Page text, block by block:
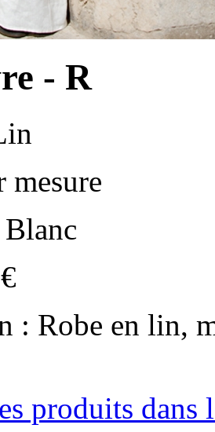
- R
mesure
: Robe en lin,
produits dans